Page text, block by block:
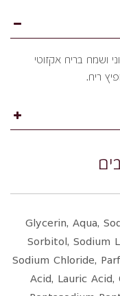
ושמח בריח אקזוטי
ריח.
Glycerin, Aqua,
Sorbitol, Sodium
Sodium Chloride,
Acid, Lauric